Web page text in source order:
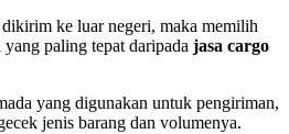
ke luar negeri, maka memilih
paling tepat daripada jasa cargo
yang digunakan untuk pengiriman,
jenis barang dan volumenya.